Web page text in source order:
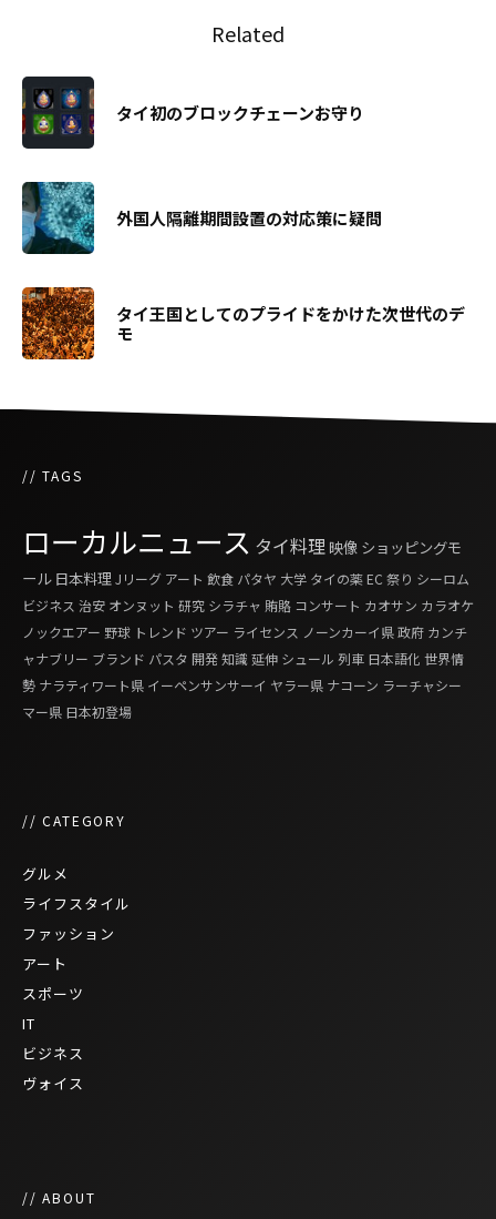
Related
タイ初のブロックチェーンお守り
外国人隔離期間設置の対応策に疑問
タイ王国としてのプライドをかけた次世代のデ
モ
// TAGS
ローカルニュース タイ料理 映像 ショッピングモ
ール 日本料理Jリーグ アート 飲食 パタヤ 大学 タイの薬EC 祭り シーロム
ビジネス 治安 オンヌット 研究 シラチャ 賄賂 コンサート カオサン カラオケ
ノックエアー 野球 トレンド ツアー ライセンス ノーンカーイ県政府 カンチ
ャナブリー ブランド パスタ 開発知識延伸 シュール 列車 日本語化 世界情
勢 ナラティワート県 イーペンサンサーイ ヤラー県 ナコーン ラーチャシー
マー県 日本初登場
// CATEGORY
グルメ
ライフスタイル
ファッション
アート
スポーツ
IT
ビジネス
ヴォイス
// ABOUT